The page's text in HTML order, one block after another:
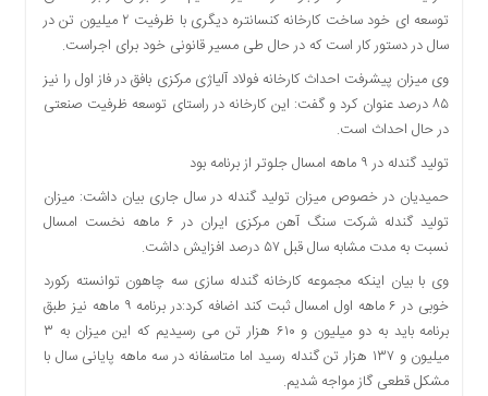
توسعه ای خود ساخت کارخانه کنسانتره دیگری با ظرفیت ۲ میلیون تن در
سال در دستور کار است که در حال طی مسیر قانونی خود برای اجراست.
وی میزان پیشرفت احداث کارخانه فولاد آلیاژی مرکزی بافق در فاز اول را نیز
۸۵ درصد عنوان کرد و گفت: این کارخانه در راستای توسعه ظرفیت صنعتی
در حال احداث است.
تولید گندله در ۹ ماهه امسال جلوتر از برنامه بود
حمیدیان در خصوص میزان تولید گندله در سال جاری بیان داشت: میزان
تولید گندله شرکت سنگ آهن مرکزی ایران در ۶ ماهه نخست امسال
نسبت به مدت مشابه سال قبل ۵۷ درصد افزایش داشت.
وی با بیان اینکه مجموعه کارخانه گندله سازی سه چاهون توانسته رکورد
خوبی در ۶ ماهه اول امسال ثبت کند اضافه کرد:در برنامه ۹ ماهه نیز طبق
برنامه باید به دو میلیون و ۶۱۰ هزار تن می رسیدیم که این میزان به ۳
میلیون و ۱۳۷ هزار تن گندله رسید اما متاسفانه در سه ماهه پایانی سال با
مشکل قطعی گاز مواجه شدیم.